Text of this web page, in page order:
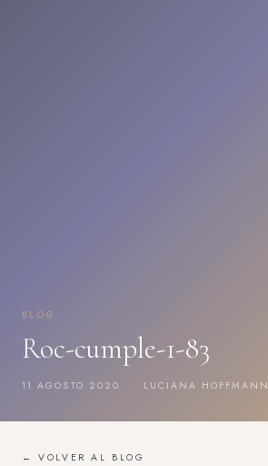
BLOG
Roc-cumple-1-83
11 AGOSTO 2020 · LUCIANA HOFFMANN
← VOLVER AL BLOG